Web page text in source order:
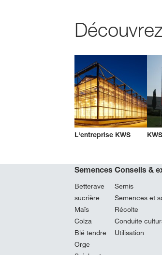
L'entreprise KWS
Semences
Betterave
sucrière
Maïs
Colza
Blé tendre
Orge
Conseils &
Semis
Semences et
Récolte
Conduite
Utilisation